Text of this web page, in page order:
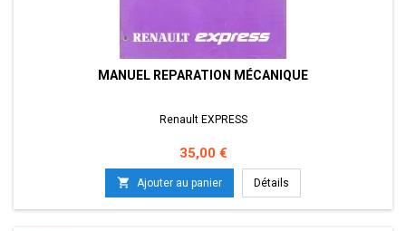
MANUEL REPARATION MÉCANIQUE
Renault EXPRESS
Prix
35,00 €
 Ajouter au panier Détails